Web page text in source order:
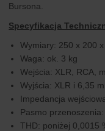
Bursona.
Specyfikacja
Wymiary: 250 x 200
Waga: ok. 3 kg
Wejścia: XLR, RCA,
Wyjścia: XLR i 6,35
Impedancja
Pasmo
THD: poniżej 0,0015